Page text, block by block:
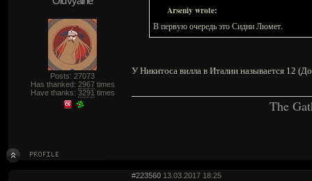
Posts: 27073
Has thanked: 2967times
Have thanks: 3291 times
Arseniy wrote:
В первую очередь это Сидни Люмет.
У Никитоса вилла в Италии называется 12
The
#223560 13.03.2017 18:25